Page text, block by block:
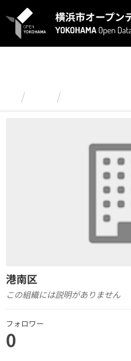
キ
港南区
この組織には説明がありません
フォロワー
0